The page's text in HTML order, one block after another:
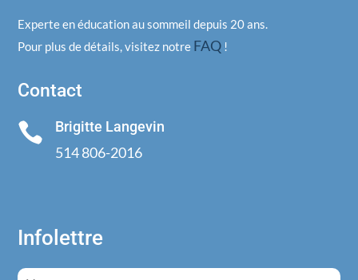
Experte en éducation au sommeil depuis 20 ans.
Pour plus de détails, visitez notre FAQ !
Contact
 Brigitte Langevin
514 806-2016
Infolettre